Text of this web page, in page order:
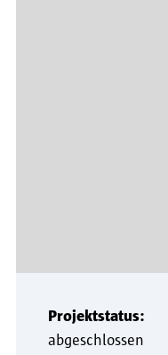
Projektstatus:
abgeschlossen